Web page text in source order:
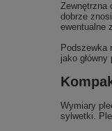
Zewnętrzna
dobrze
ewentualne
Podszewka
jako
Wymiary
sylwetki.